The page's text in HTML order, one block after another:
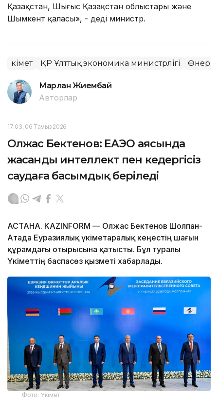
Қазақстан, Шығыс Қазақстан облыстары және
Шымкент қаласы», - деді министр.
Үкімет ҚР Ұлттық экономика министрлігі
Марлан Жиембай
Авторлар
17:03, 06 Тамыз 2026
Олжас Бектенов: ЕАЭО аясында
жасанды интеллект пен кедергісіз
саудаға басымдық беріледі
АСТАНА. KAZINFORM — Олжас Бектенов Шолпан-
Атада Еуразиялық үкіметаралық кеңестің шағын
құрамдағы отырысына қатысты. Бұл туралы
Үкіметтің баспасөз қызметі хабарлады.
Фото: Үкімет